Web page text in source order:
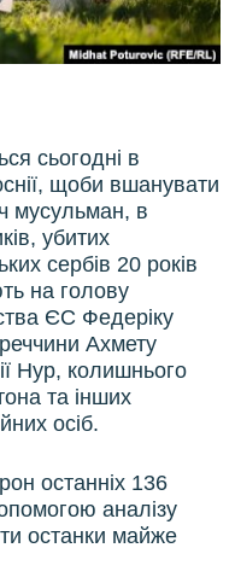
сьогодні в
щоби вшанувати
мусульман, в
убитих
сербів 20 років
на голову
ЄС Федеріку
Ахмету
Нур, колишнього
та інших
осіб.
останніх 136
аналізу
останки майже